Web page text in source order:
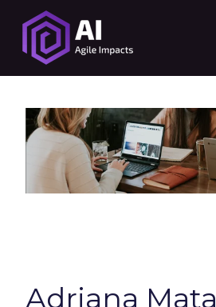
Adriana Mata